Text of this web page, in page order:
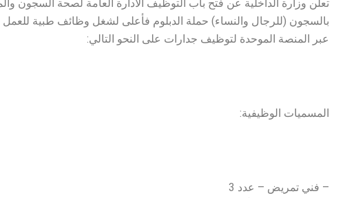
تعلن وزارة الداخلية عن فتح باب التوظيف الادارة العامة لصحة السجون
عبر المنصة الموحدة لتوظيف جدارات على النحو التالي:
المسميات الوظيفية:
– فني تمريض – عدد 3